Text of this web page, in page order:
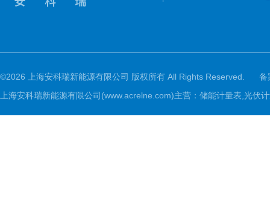
©2026 上海安科瑞新能源有限公司 版权所有 All Rights Reserved.
备
上海安科瑞新能源有限公司(www.acrelne.com)主营：储能计量表,光伏